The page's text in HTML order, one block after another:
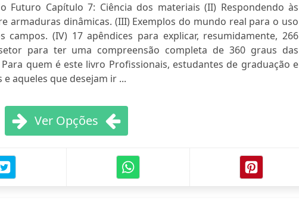
Futuro Capítulo 7: Ciência dos materiais (II) Respondendo às
armaduras dinâmicas. (III) Exemplos do mundo real para o uso
(IV) 17 apêndices para explicar, resumidamente, 266
para ter uma compreensão completa de 360 ​​graus das
quem é este livro Profissionais, estudantes de graduação e
aqueles que desejam ir ...
Ver Opções